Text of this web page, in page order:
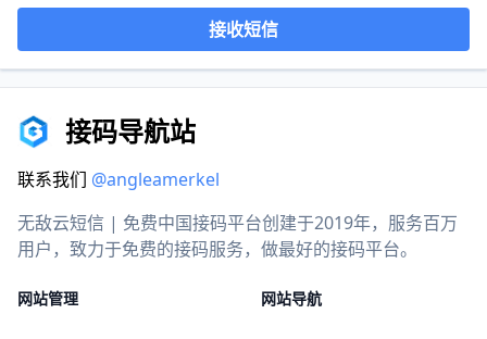
接收短信
接码导航站
联系我们 @angleamerkel
无敌云短信 | 免费中国接码平台创建于2019年，服务百万
用户，致力于免费的接码服务，做最好的接码平台。
网站管理 网站导航